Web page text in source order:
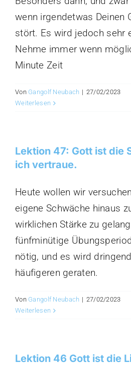
wenn irgendetwas Deinen
stört. Es wird jedoch sehr
Nehme immer wenn
Minute Zeit
Von Gangolf Neubach | 27/02/2023
Weiterlesen
Lektion 47: Gott ist die
ich vertraue.
Heute wollen wir
eigene Schwäche hinaus
wirklichen Stärke zu
fünfminütige
nötig, und es wird
häufigeren geraten.
Von Gangolf Neubach | 27/02/2023
Weiterlesen
Lektion 46 Gott ist die